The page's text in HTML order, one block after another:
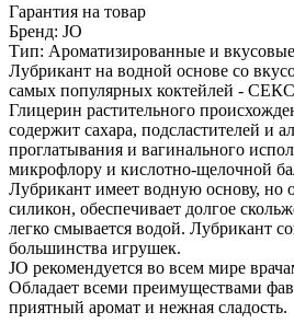
Гарантия на товар
Бренд: JO
Тип: Ароматизированные и вкусовые
Лубрикант на водной основе со
самых популярных коктейлей -
Глицерин растительного
содержит сахара, подсластителей и
проглатывания и вагинального
микрофлору и кислотно-щелочной
Лубрикант имеет водную основу, но
силикон, обеспечивает долгое
легко смывается водой. Лубрикант
большинства игрушек.
JO рекомендуется во всем мире
Обладает всеми преимуществами
приятный аромат и нежная сладость.